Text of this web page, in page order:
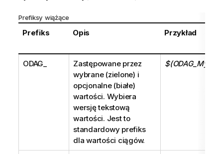
Prefiksy wiążące
Prefiks Opis Przykład
ODAG_
Zastępowane przez
wybrane (zielone) i
opcjonalne (białe)
wartości. Wybiera
wersję tekstową
wartości. Jest to
standardowy prefiks
dla wartości ciągów.